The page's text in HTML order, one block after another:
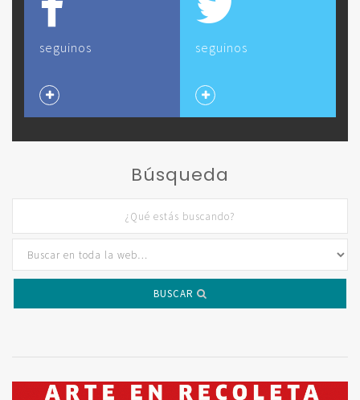
seguinos seguinos
Búsqueda
BUSCAR